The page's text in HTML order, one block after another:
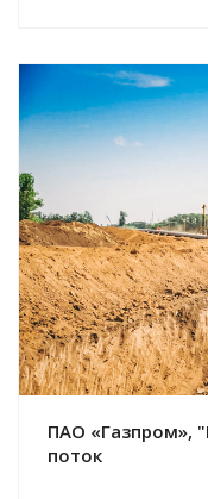
ПАО «Газпром»,
поток